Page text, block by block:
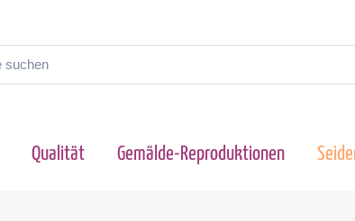
Qualität Gemälde-Reproduktionen